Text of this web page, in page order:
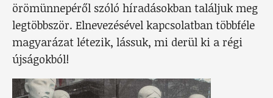
örömünnepéről szóló híradásokban találjuk meg
legtöbbször. Elnevezésével kapcsolatban többféle
magyarázat létezik, lássuk, mi derül ki a régi
újságokból!